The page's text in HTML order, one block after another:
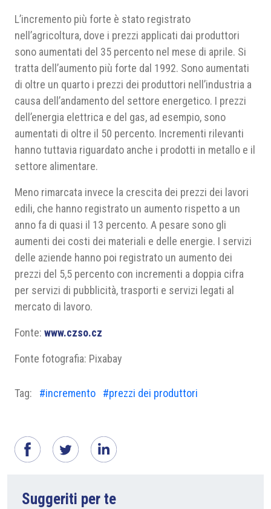
L’incremento più forte è stato registrato
nell’agricoltura, dove i prezzi applicati dai produttori
sono aumentati del 35 percento nel mese di aprile. Si
tratta dell’aumento più forte dal 1992. Sono aumentati
di oltre un quarto i prezzi dei produttori nell’industria a
causa dell’andamento del settore energetico. I prezzi
dell’energia elettrica e del gas, ad esempio, sono
aumentati di oltre il 50 percento. Incrementi rilevanti
hanno tuttavia riguardato anche i prodotti in metallo e il
settore alimentare.
Meno rimarcata invece la crescita dei prezzi dei lavori
edili, che hanno registrato un aumento rispetto a un
anno fa di quasi il 13 percento. A pesare sono gli
aumenti dei costi dei materiali e delle energie. I servizi
delle aziende hanno poi registrato un aumento dei
prezzi del 5,5 percento con incrementi a doppia cifra
per servizi di pubblicità, trasporti e servizi legati al
mercato di lavoro.
Fonte: www.czso.cz
Fonte fotografia: Pixabay
Tag: #incremento #prezzi dei produttori
Suggeriti per te